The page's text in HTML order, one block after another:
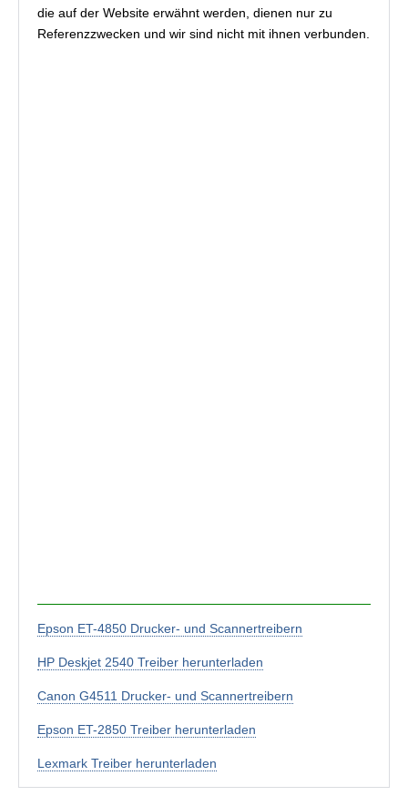
die auf der Website erwähnt werden, dienen nur zu
Referenzzwecken und wir sind nicht mit ihnen verbunden.
Epson ET-4850 Drucker- und Scannertreibern
HP Deskjet 2540 Treiber herunterladen
Canon G4511 Drucker- und Scannertreibern
Epson ET-2850 Treiber herunterladen
Lexmark Treiber herunterladen